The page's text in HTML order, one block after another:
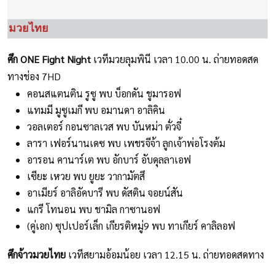
มวยไทย
ศึกONE Fight Night เวทีมวยลุมพินี เวลา 10.00 น. ถ่ายทอดสด
ทางช่อง 7HD
คอนสแตนติน รูซู พบ บ็อกดัน ชูมารอฟ
แทมมี มูซูเมกี พบ อมานดา อาลิคิน
วอลเตอร์ กอนซาลเวส พบ บันหม่า ตั่วจี๋
ลารา เฟอร์นานเดซ พบ เพชรจีจ้า ลูกเจ้าพ่อโรงต้ม
อารอน คานาร์เต พบ อักบาร์ อับดุลลาเอฟ
เซียะ เหวย พบ ยูยะ วากามัตสึ
อาเมียร์ อาลิอัคบารี พบ ดัสติน จอยน์สัน
แกรี โทนอน พบ ชามิล กาซานอฟ
(คู่เอก) ซุปเปอร์เล็ก เกียรติหมู่9 พบ ทาเกียร์ คาลิลอฟ
ศึกจ้าวมวยไทย เวทีสยามอ้อมน้อย เวลา 12.15 น. ถ่ายทอดสดทาง